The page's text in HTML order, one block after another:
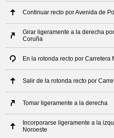
Continuar recto por Avenida de
Girar ligeramente a la derecha
Coruña
En la rotonda recto por Carretera
Salir de la rotonda recto por
Tomar ligeramente a la derecha
Incorporarse ligeramente a la
Noroeste